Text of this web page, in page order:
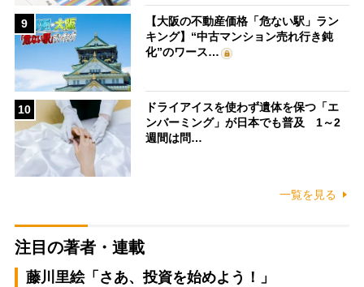
9
【大阪の不動産価格「危ない駅」ラン
キング】“中古マンション売れ行き鈍
化”のワース…
10
ドライアイスを使わず遺体を保つ「エ
ンバーミング」が日本でも普及 1～2
週間は問…
一覧を見る
注目の著者・連載
藤川里絵「さあ、投資を始めよう！」